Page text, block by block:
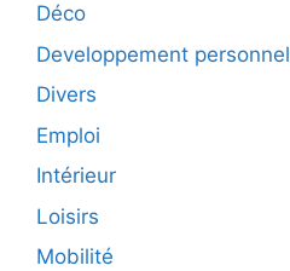
Déco
Developpement personnel
Divers
Emploi
Intérieur
Loisirs
Mobilité